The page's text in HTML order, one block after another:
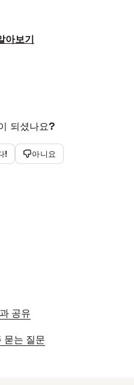
아보기
되셨나요?
! 아니요
공유
묻는 질문